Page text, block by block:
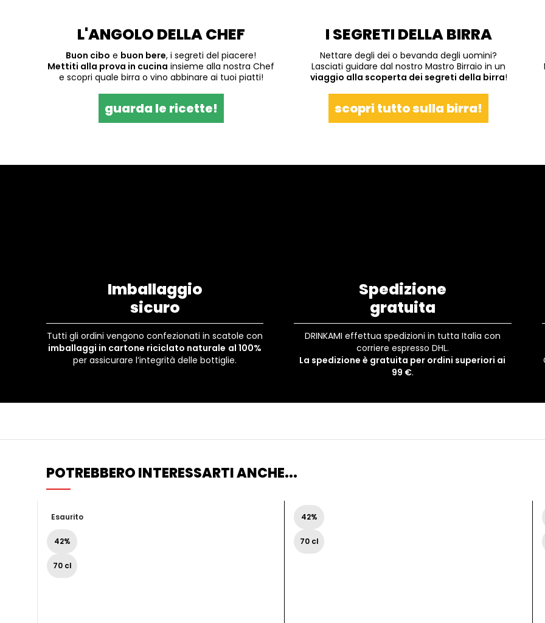
L'ANGOLO DELLA CHEF
Buon cibo e buon bere, i segreti del piacere!
Mettiti alla prova in cucina insieme alla nostra Chef
e scopri quale birra o vino abbinare ai tuoi piatti!
guarda le ricette!
I SEGRETI DELLA BIRRA
Nettare degli dei o bevanda degli uomini?
Lasciati guidare dal nostro Mastro Birraio in un
viaggio alla scoperta dei segreti della birra!
scopri tutto sulla birra!
Imballaggio
sicuro
Tutti gli ordini vengono confezionati in scatole con
imballaggi in cartone riciclato naturale al 100%
per assicurare l’integrità delle bottiglie.
Spedizione
gratuita
DRINKAMI effettua spedizioni in tutta Italia con
corriere espresso DHL.
La spedizione è gratuita per ordini superiori ai
99 €.
POTREBBERO INTERESSARTI ANCHE...
Esaurito
42%
70 cl
42%
70 cl